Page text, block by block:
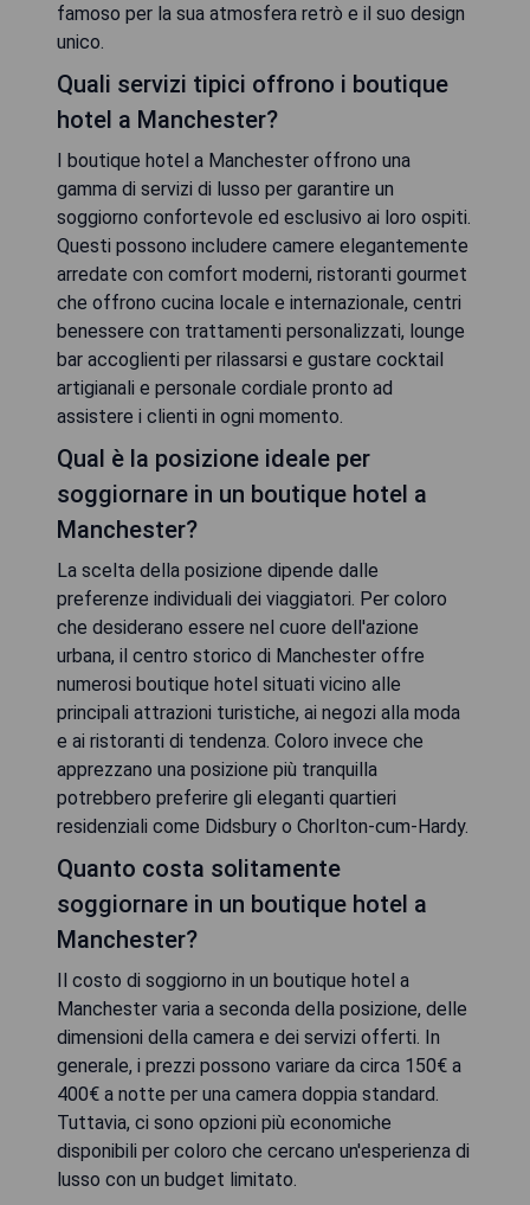
famoso per la sua atmosfera retrò e il suo design
unico.
Quali servizi tipici offrono i boutique
hotel a Manchester?
I boutique hotel a Manchester offrono una
gamma di servizi di lusso per garantire un
soggiorno confortevole ed esclusivo ai loro ospiti.
Questi possono includere camere elegantemente
arredate con comfort moderni, ristoranti gourmet
che offrono cucina locale e internazionale, centri
benessere con trattamenti personalizzati, lounge
bar accoglienti per rilassarsi e gustare cocktail
artigianali e personale cordiale pronto ad
assistere i clienti in ogni momento.
Qual è la posizione ideale per
soggiornare in un boutique hotel a
Manchester?
La scelta della posizione dipende dalle
preferenze individuali dei viaggiatori. Per coloro
che desiderano essere nel cuore dell'azione
urbana, il centro storico di Manchester offre
numerosi boutique hotel situati vicino alle
principali attrazioni turistiche, ai negozi alla moda
e ai ristoranti di tendenza. Coloro invece che
apprezzano una posizione più tranquilla
potrebbero preferire gli eleganti quartieri
residenziali come Didsbury o Chorlton-cum-Hardy.
Quanto costa solitamente
soggiornare in un boutique hotel a
Manchester?
Il costo di soggiorno in un boutique hotel a
Manchester varia a seconda della posizione, delle
dimensioni della camera e dei servizi offerti. In
generale, i prezzi possono variare da circa 150€ a
400€ a notte per una camera doppia standard.
Tuttavia, ci sono opzioni più economiche
disponibili per coloro che cercano un'esperienza di
lusso con un budget limitato.